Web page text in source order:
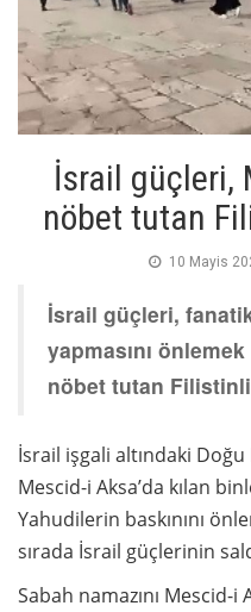
İsrail güçleri,
nöbet tutan
10 Mayis
İsrail güçleri,
yapmasını
nöbet tutan
İsrail işgali altındaki Doğu
Mescid-i Aksa’da kılan
Yahudilerin baskınını
sırada İsrail güçlerinin
Sabah namazını Mescid-